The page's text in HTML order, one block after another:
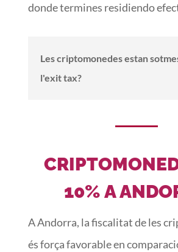
donde termines residiendo
Les criptomonedes estan
l'exit tax?
10% A
A Andorra, la fiscalitat de les
és força favorable en